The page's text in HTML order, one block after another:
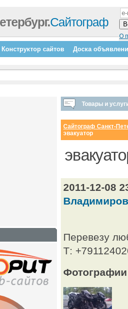
О
Сайтограф
Конструктор сайтов Доска
Товары и
Сайтограф Санкт-
эвакуатор
2011-12-08
Перевезу
Т: